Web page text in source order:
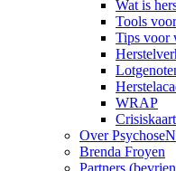
Wat is
Tools
Tips voor
WRAP
Crisiskaart
Over
Brenda Froyen
Partners